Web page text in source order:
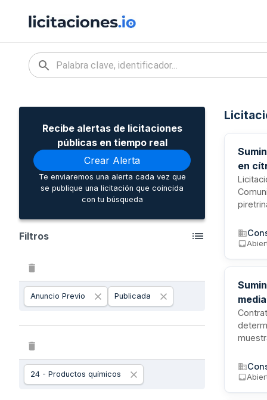
Recibe alertas de licitaciones
públicas en tiempo real
Crear Alerta
Te enviaremos una alerta cada vez que
se publique una licitación que coincida
con tu búsqueda
Filtros
Anuncio Previo Publicada
24 - Productos químicos
en
de
es
Salud